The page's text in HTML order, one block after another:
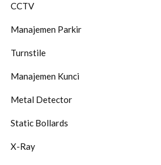
CCTV
Manajemen Parkir
Turnstile
Manajemen Kunci
Metal Detector
Static Bollards
X-Ray